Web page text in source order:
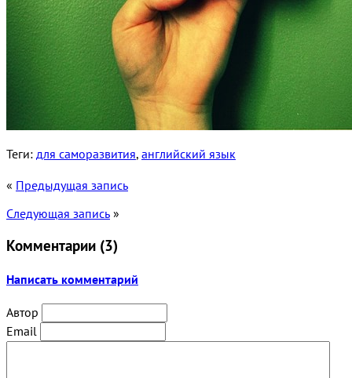
Теги: для саморазвития, английский язык
« Предыдущая запись
Следующая запись »
Комментарии (3)
Написать комментарий
Автор
Email